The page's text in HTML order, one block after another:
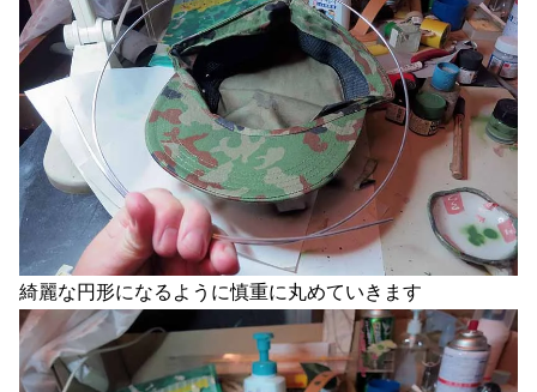
綺麗な円形になるように慎重に丸めていきます